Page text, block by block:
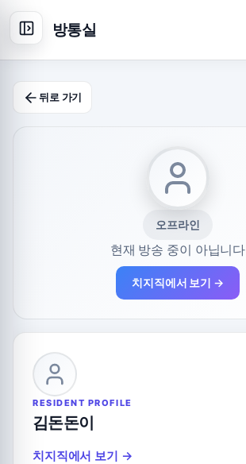
방통실
뒤로 가기
오프라인
현재 방송 중이 아닙니다
치지직에서 보기 →
RESIDENT PROFILE
김돈돈이
치지직에서 보기 →